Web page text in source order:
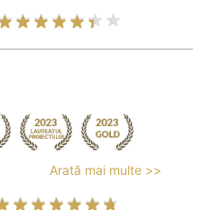
Arată mai multe >>